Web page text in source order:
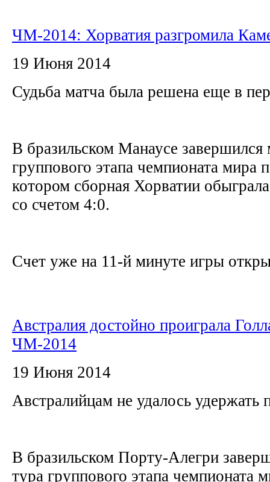
ЧМ-2014: Хорватия разгромила
19 Июня 2014
Судьба матча была решена еще в
В бразильском Манаусе завершился
группового этапа чемпионата мира
котором сборная Хорватии
со счетом 4:0.
Счет уже на 11-й минуте игры
Австралия достойно проиграла
ЧМ-2014
19 Июня 2014
Австралийцам не удалось удержать
В бразильском Порту-Алегри
тура группового этапа чемпионата